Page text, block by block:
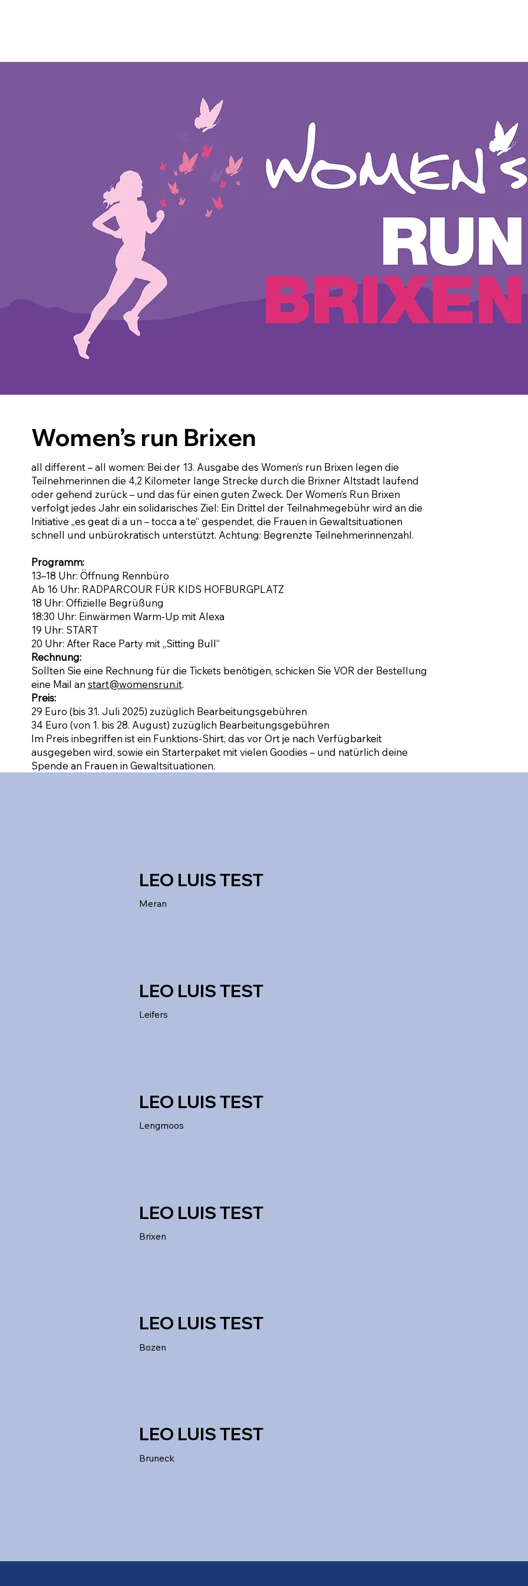
Women’s run Brixen
all different – all women: Bei der 13. Ausgabe des Women’s run Brixen legen die
Teilnehmerinnen die 4,2 Kilometer lange Strecke durch die Brixner Altstadt laufend
oder gehend zurück – und das für einen guten Zweck. Der Women’s Run Brixen
verfolgt jedes Jahr ein solidarisches Ziel: Ein Drittel der Teilnahmegebühr wird an die
Initiative „es geat di a un – tocca a te“ gespendet, die Frauen in Gewaltsituationen
schnell und unbürokratisch unterstützt. Achtung: Begrenzte Teilnehmerinnenzahl.
Programm:
13–18 Uhr: Öffnung Rennbüro
Ab 16 Uhr: RADPARCOUR FÜR KIDS HOFBURGPLATZ
18 Uhr: Offizielle Begrüßung
18:30 Uhr: Einwärmen Warm-Up mit Alexa
19 Uhr: START
20 Uhr: After Race Party mit „Sitting Bull“
Rechnung:
Sollten Sie eine Rechnung für die Tickets benötigen, schicken Sie VOR der Bestellung
eine Mail an start@womensrun.it.
Preis:
29 Euro (bis 31. Juli 2025) zuzüglich Bearbeitungsgebühren
34 Euro (von 1. bis 28. August) zuzüglich Bearbeitungsgebühren
Im Preis inbegriffen ist ein Funktions-Shirt, das vor Ort je nach Verfügbarkeit
ausgegeben wird, sowie ein Starterpaket mit vielen Goodies – und natürlich deine
Spende an Frauen in Gewaltsituationen.
LEO LUIS TEST
Meran
LEO LUIS TEST
Leifers
LEO LUIS TEST
Lengmoos
LEO LUIS TEST
Brixen
LEO LUIS TEST
Bozen
LEO LUIS TEST
Bruneck